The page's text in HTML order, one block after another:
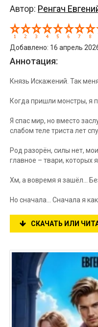
Автор: Ренгач
Добавлено: 16 апрель
Аннотация:
Князь Искажений. Так
Когда пришли монстры, я
Я спас мир, но вместо
слабом теле триста лет
Род разорён, силы нет,
главное – твари, которых
Хм, а вовремя я зашёл…
Но сначала… Сначала я
СКАЧАТЬ ИЛИ